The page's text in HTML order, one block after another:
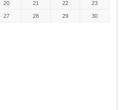
20 21 22 23
27 28 29 30